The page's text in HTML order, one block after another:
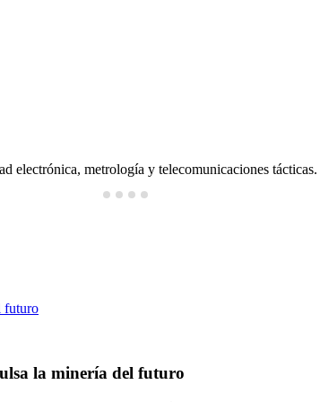
electrónica, metrología y telecomunicaciones tácticas.
la minería del futuro